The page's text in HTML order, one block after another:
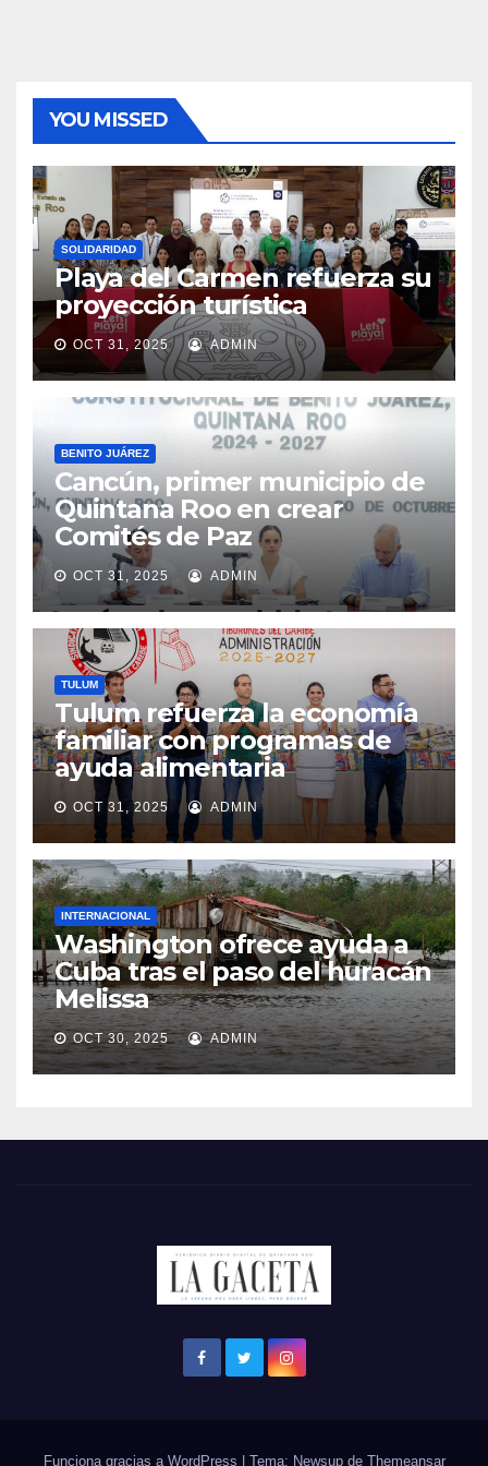
YOU MISSED
SOLIDARIDAD
Playa del Carmen refuerza su
proyección turística
OCT 31, 2025 ADMIN
BENITO JUÁREZ
Cancún, primer municipio de
Quintana Roo en crear
Comités de Paz
OCT 31, 2025 ADMIN
TULUM
Tulum refuerza la economía
familiar con programas de
ayuda alimentaria
OCT 31, 2025 ADMIN
INTERNACIONAL
Washington ofrece ayuda a
Cuba tras el paso del huracán
Melissa
OCT 30, 2025 ADMIN
Funciona gracias a WordPress | Tema: Newsup de Themeansar